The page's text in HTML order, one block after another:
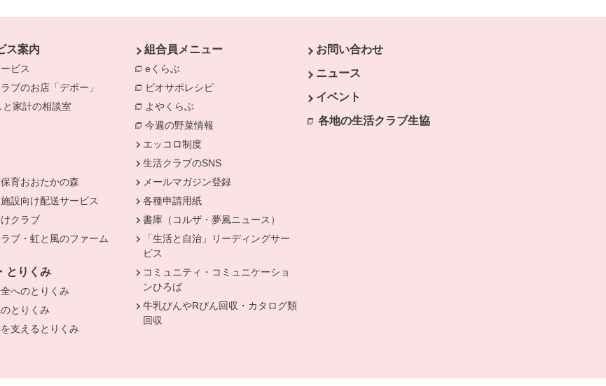
。
ス案内
ビス
ブのお店「デポー」
と家計の相談室 別のウィンドウで開きます。
育おおたかの森
設向け配送サービス
クラブ
ブ・虹と風のファーム
とりくみ
へのとりくみ
とりくみ
支えるとりくみ
組合員メニュー
eくらぶ
ビオサポレシピ
よやくらぶ 別のウィンドウで開きます。
今週の野菜情報 別のウィンドウで開きます。
エッコロ制度
生活クラブのSNS
メールマガジン登録
各種申請用紙
書庫（コルザ・夢風ニュース）
「生活と自治」リーディングサー
ビス
コミュニティ・コミュニケーショ
ンひろば
牛乳びんやRびん回収・カタログ類
回収
お問い合わせ
ニュース
イベント
各地の生活クラブ生協